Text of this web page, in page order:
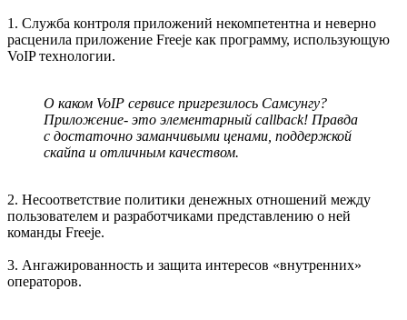
1. Служба контроля приложений некомпетентна и неверно
расценила приложение Freeje как программу, использующую
VoIP технологии.
О каком VoIP сервисе пригрезилось Самсунгу?
Приложение- это элементарный callback! Правда
с достаточно заманчивыми ценами, поддержкой
скайпа и отличным качеством.
2. Несоответствие политики денежных отношений между
пользователем и разработчиками представлению о ней
команды Freeje.
3. Ангажированность и защита интересов «внутренних»
операторов.